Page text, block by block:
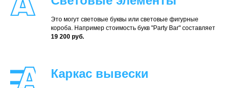
Это могут световые буквы или световые фигурные
короба. Например стоимость букв "Party Bar" составляет
19 200 руб.
Каркас вывески